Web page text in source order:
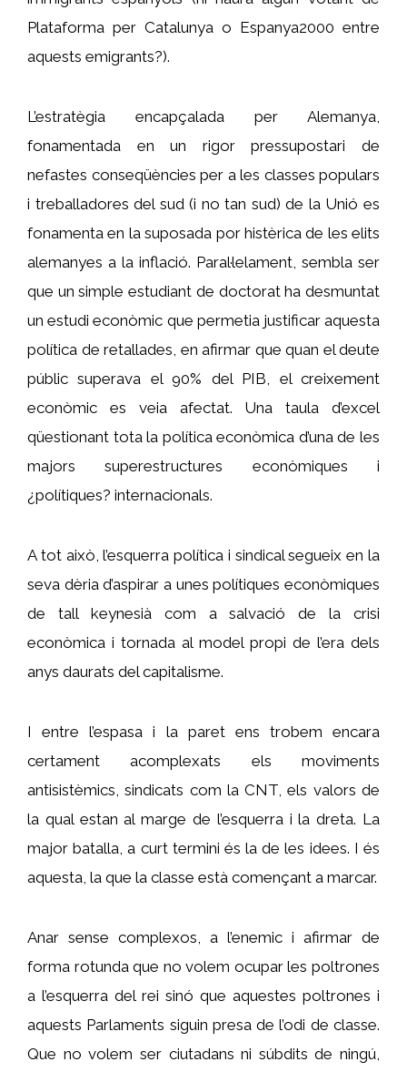
Plataforma per Catalunya o Espanya2000 entre
aquests emigrants?).
L’estratègia encapçalada per Alemanya,
fonamentada en un rigor pressupostari de
nefastes conseqüències per a les classes populars
i treballadores del sud (i no tan sud) de la Unió es
fonamenta en la suposada por histèrica de les elits
alemanyes a la inflació. Paral·lelament, sembla ser
que un simple estudiant de doctorat ha desmuntat
un estudi econòmic que permetia justificar aquesta
política de retallades, en afirmar que quan el deute
públic superava el 90% del PIB, el creixement
econòmic es veia afectat. Una taula d’excel
qüestionant tota la política econòmica d’una de les
majors superestructures econòmiques i
¿polítiques? internacionals.
A tot això, l’esquerra política i sindical segueix en la
seva dèria d’aspirar a unes polítiques econòmiques
de tall keynesià com a salvació de la crisi
econòmica i tornada al model propi de l’era dels
anys daurats del capitalisme.
I entre l’espasa i la paret ens trobem encara
certament acomplexats els moviments
antisistèmics, sindicats com la CNT, els valors de
la qual estan al marge de l’esquerra i la dreta. La
major batalla, a curt termini és la de les idees. I és
aquesta, la que la classe està començant a marcar.
Anar sense complexos, a l’enemic i afirmar de
forma rotunda que no volem ocupar les poltrones
a l’esquerra del rei sinó que aquestes poltrones i
aquests Parlaments siguin presa de l’odi de classe.
Que no volem ser ciutadans ni súbdits de ningú,